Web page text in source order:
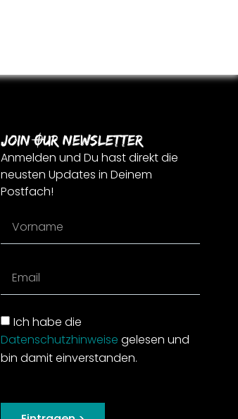
Join Our Newsletter
Anmelden und Du hast direkt die
neusten Updates in Deinem
Postfach!
Ich habe die
Datenschutzhinweise gelesen und
bin damit einverstanden.